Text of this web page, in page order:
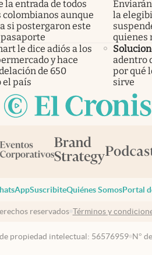
la entrada de todos
colombianos aunque
si postergaron este
le dice adiós a los
y hace
de 650
el país
la
quienes
adentro
por qué
sirve
SuscribiteQuiénes SomosPortal
reservados Términos y
propiedad intelectual: 56576959 N°